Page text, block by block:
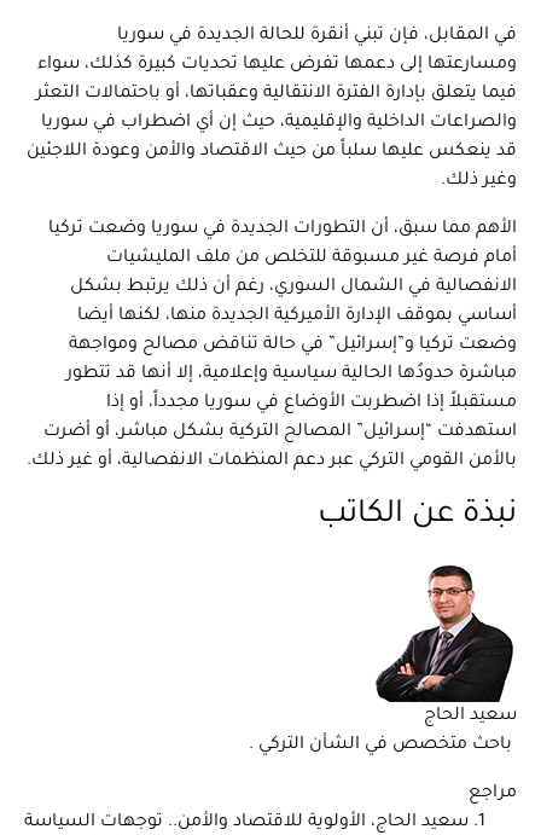
في المقابل، فإن تبني أنقرة للحالة الجديدة في سوريا
ومسارعتها إلى دعمها تفرض عليها تحديات كبيرة كذلك، سواء
فيما يتعلق بإدارة الفترة الانتقالية وعقباتها، أو باحتمالات التعثر
والصراعات الداخلية والإقليمية، حيث إن أي اضطراب في سوريا
قد ينعكس عليها سلباً من حيث الاقتصاد والأمن وعودة اللاجئين
وغير ذلك.
الأهم مما سبق، أن التطورات الجديدة في سوريا وضعت تركيا
أمام فرصة غير مسبوقة للتخلص من ملف المليشيات
الانفصالية في الشمال السوري، رغم أن ذلك يرتبط بشكل
أساسي بموقف الإدارة الأميركية الجديدة منها، لكنها أيضا
وضعت تركيا و”إسرائيل” في حالة تناقض مصالح ومواجهة
مباشرة حدودُها الحالية سياسية وإعلامية، إلا أنها قد تتطور
مستقبلاً إذا اضطربت الأوضاع في سوريا مجدداً، أو إذا
استهدفت “إسرائيل” المصالح التركية بشكل مباشر، أو أضرت
بالأمن القومي التركي عبر دعم المنظمات الانفصالية، أو غير ذلك.
نبذة عن الكاتب
سعيد الحاج
باحث متخصص في الشأن التركي .
مراجع
سعيد الحاج، الأولوية للاقتصاد والأمن.. توجهات السياسة